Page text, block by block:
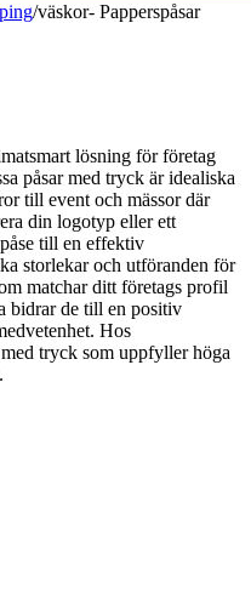
/väskor- Papperspåsar
lösning för företag
påsar med tryck är idealiska
till event och mässor där
din logotyp eller ett
till en effektiv
storlekar och utföranden för
matchar ditt företags profil
bidrar de till en positiv
Hos
tryck som uppfyller höga